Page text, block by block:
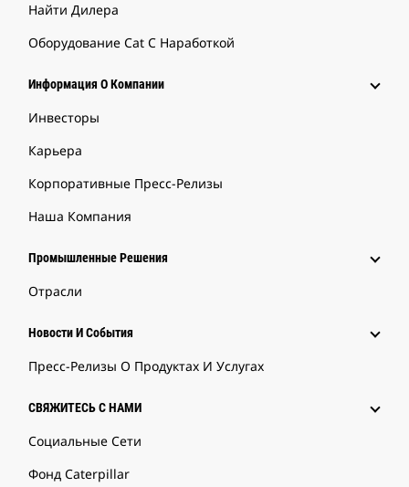
Найти Дилера
Оборудование Cat С Наработкой
Информация О Компании
Инвесторы
Карьера
Корпоративные Пресс-Релизы
Наша Компания
Промышленные Решения
Отрасли
Новости И События
Пресс-Релизы О Продуктах И Услугах
СВЯЖИТЕСЬ С НАМИ
Социальные Сети
Фонд Caterpillar